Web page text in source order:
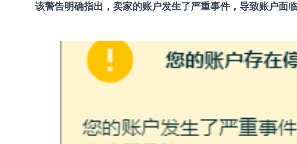
该警告明确指出，卖家的账户发生了严重事件，导致账户面临